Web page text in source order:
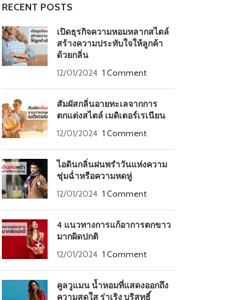
RECENT POSTS
เปิดธุรกิจความหอมหลากสไตล์
สร้างความประทับใจให้ลูกค้า
ด้วยกลิ่น
12/01/2024 1 Comment
สัมผัสกลิ่นอายทะเลจากการ
ตกแต่งสไตล์ เมดิเตอร์เรเนียน
12/01/2024 1 Comment
ไอดินกลิ่นฝนพรำวันแห่งความ
ชุ่มฉ่ำหรือความหดหู่
12/01/2024 1 Comment
4 แนวทางการแก้อาการตกขาว
มากผิดปกติ
12/01/2024 1 Comment
คูลวูแมน น้ำหอมที่แสดงออกถึง
ความสดใส ร่าเริง บริสุทธิ์